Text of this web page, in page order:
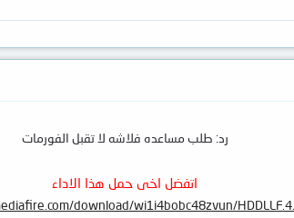
رد: طلب مساعده فلاشه لا تقبل الفورمات
اتفضل اخى حمل هذا الاداء
download/wi1i4bobc48zvun/